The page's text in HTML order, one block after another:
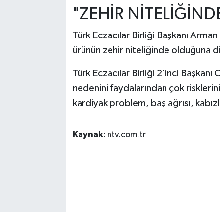
"ZEHİR
Türk Eczacılar Birliği Başkanı
ürünün zehir niteliğinde olduğuna
Türk Eczacılar Birliği 2'inci Başkanı
nedenini faydalarından çok
kardiyak problem, baş ağrısı,
Kaynak: ntv.com.tr